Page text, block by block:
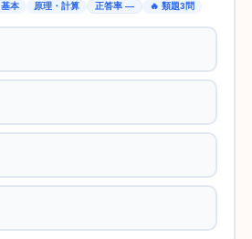
本 原理・計算 正答率 — 🔥 類題3問